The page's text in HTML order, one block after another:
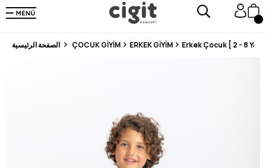
En Uygun Fiyat Garantisi !
300₺ ve Üzeri Alışverişlerde Kargo Ücretsiz !
Koşulsuz Şartsız İade İmkanı
ÇOCUK GİYİM ERKEK GİYİM Erkek Çocuk [ 2 - 8 Yaş ]